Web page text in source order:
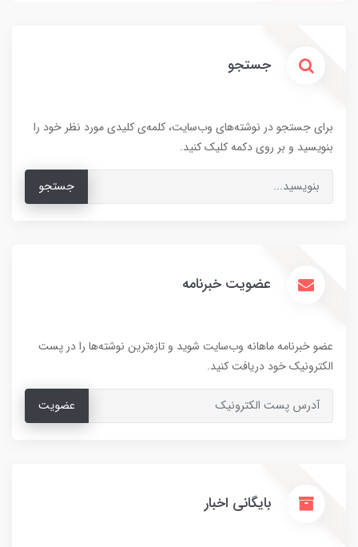
جستجو
برای جستجو در نوشته‌های وب‌سایت، کلمه‌ی کلیدی مورد نظر خود را
بنویسید و بر روی دکمه کلیک کنید.
جستجو
عضویت خبرنامه
عضو خبرنامه ماهانه وب‌سایت شوید و تازه‌ترین نوشته‌ها را در پست
الکترونیک خود دریافت کنید.
عضویت
بایگانی اخبار